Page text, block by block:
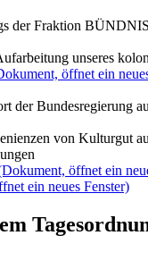
der Fraktion
unseres
öffnet ein
der Bundesregierung
von Kulturgut
öffnet ein
ein neues Fenster)